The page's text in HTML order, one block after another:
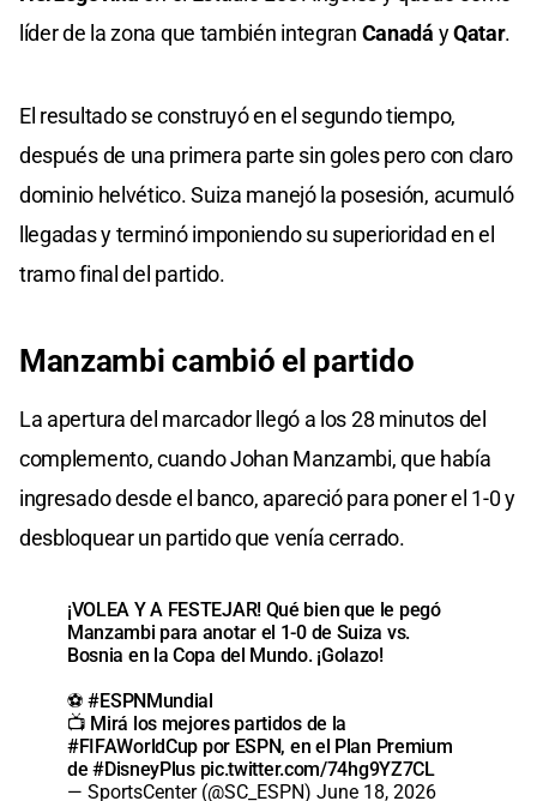
líder de la zona que también integran Canadá yQatar.
El resultado se construyó en el segundo tiempo,
después de una primera parte sin goles pero con claro
dominio helvético. Suiza manejó la posesión, acumuló
llegadas y terminó imponiendo su superioridad en el
tramo final del partido.
Manzambi cambió el partido
La apertura del marcador llegó a los 28 minutos del
complemento, cuando Johan Manzambi, que había
ingresado desde el banco, apareció para poner el 1-0 y
desbloquear un partido que venía cerrado.
¡VOLEA Y A FESTEJAR! Qué bien que le pegó
Manzambi para anotar el 1-0 de Suiza vs.
Bosnia en la Copa del Mundo. ¡Golazo!
⚽#ESPNMundial
📺 Mirá los mejores partidos de la
#FIFAWorldCup por ESPN, en el Plan Premium
de#DisneyPlus pic.twitter.com/74hg9YZ7CL
— SportsCenter (@SC_ESPN) June 18, 2026